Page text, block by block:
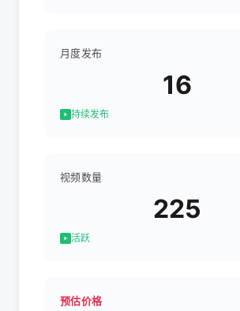
月度发布
16
持续发布
视频数量
225
活跃
预估价格